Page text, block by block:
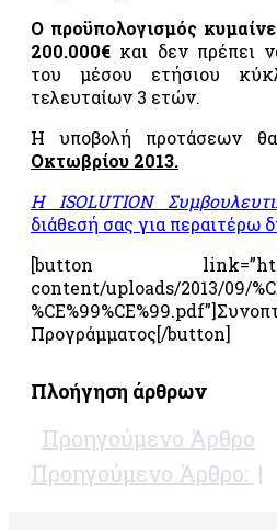
των
και
στην
2»
Ο προϋπολογισμός
200.000€ και δεν πρέπει
του μέσου ετήσιου
τελευταίων 3 ετών.
Η υποβολή προτάσεων θα
Οκτωβρίου 2013.
Η ISOLUTIOΝ
διάθεσή σας για περαιτέρω
[button
content/uploads/2013/09/
Προγράμματος[/button]
Πλοήγηση άρθρων
Προηγούμενο Άρθρο
Προηγούμενο Άρθρο: